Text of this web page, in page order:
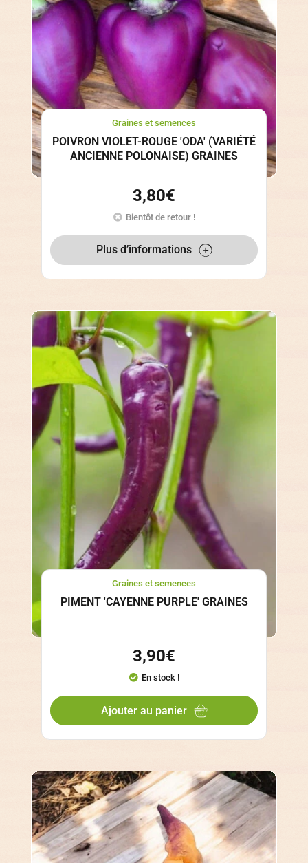
Graines et semences
POIVRON VIOLET-ROUGE 'ODA' (VARIÉTÉ
ANCIENNE POLONAISE) GRAINES
3,80€
Bientôt de retour !
Plus d’informations
Graines et semences
PIMENT 'CAYENNE PURPLE' GRAINES
3,90€
En stock !
Ajouter au panier